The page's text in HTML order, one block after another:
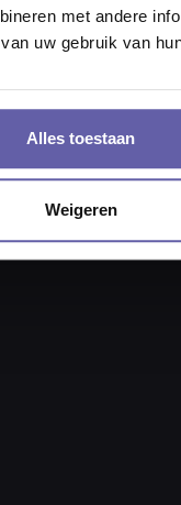
met andere
uw gebruik van
Alles toestaan
Weigeren
locaties.